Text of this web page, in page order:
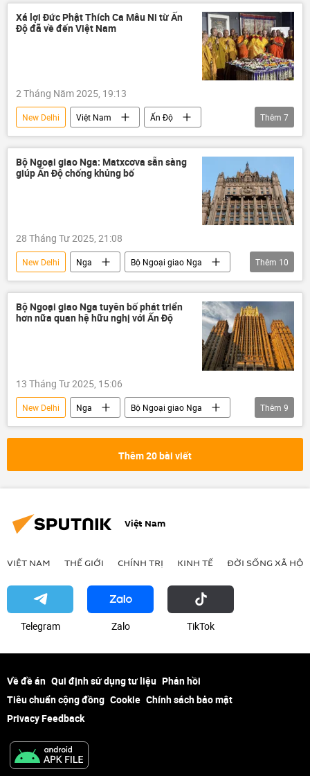
hợp tác quốc phòng
thông tin
Thế giới
phương Tây
Xá lợi Đức Phật Thích Ca Mâu Ni từ Ấn
Độ đã về đến Việt Nam
2 Tháng Năm 2025, 19:13
New Delhi Việt Nam
Ấn Độ
Phật giáo
Giáo hội Phật giáo Việt Nam
tôn giáo
Thế giới
thông tin
Lương Cường
Vesak
Thêm 7
Bộ Ngoại giao Nga: Matxcơva sẵn sàng
giúp Ấn Độ chống khủng bố
28 Tháng Tư 2025, 21:08
New Delhi Nga
Bộ Ngoại giao Nga
Pakistan
Ấn Độ
xung đột quân sự
khủng bố
chống khủng bố
hợp tác
Thêm 10
Bộ Ngoại giao Nga tuyên bố phát triển
hơn nữa quan hệ hữu nghị với Ấn Độ
13 Tháng Tư 2025, 15:06
New Delhi Nga
Bộ Ngoại giao Nga
Ấn Độ
quan hệ
Moskva
thông tin
hợp tác
quan hệ quốc tế Kinh tế
Thêm 9
Thêm 20 bài viết
Việt Nam
VIỆT NAM THẾ GIỚI CHÍNH TRỊ KINH TẾ ĐỜI SỐNG XÃ HỘI
Telegram Zalo ТikТоk
Về đề án Qui định sử dụng tư liệu Phản hồi
Tiêu chuẩn cộng đồng Cookie Chính sách bảo mật
Privacy Feedback